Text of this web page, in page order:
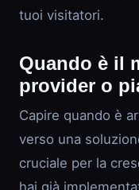
tuoi visitatori.
Quando è il
provider o
Capire quando è
verso una
cruciale per la
hai già